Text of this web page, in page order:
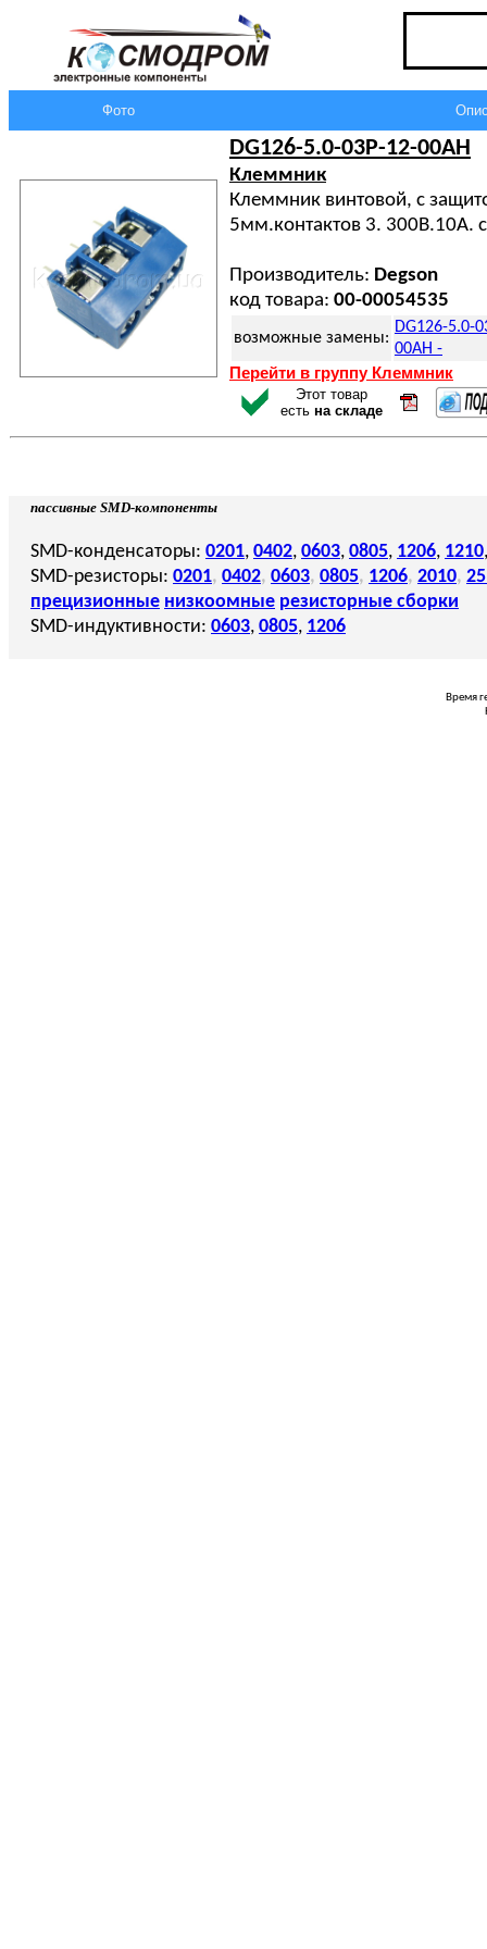
Фото
DG126-5.0-03P-12-00AH
Клеммник
Клеммник винтовой, с
5мм.контактов 3. 300В.10А.
Производитель: Degson
код товара: 00-00054535
возможные замены:
DG126-5.0-
00AH -
Перейти в группу Клеммник
Этот товар
есть на складе
пассивные SMD-компоненты
SMD-конденсаторы: 0201, 0402, 0603, 0805, 1206, 1210,
SMD-резисторы: 0201, 0402, 0603, 0805, 1206, 2010,
прецизионные низкоомные резисторные сборки
SMD-индуктивности: 0603, 0805, 1206
Время